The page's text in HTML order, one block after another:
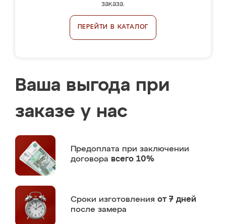
заказа.
ПЕРЕЙТИ В КАТАЛОГ
Ваша выгода при
заказе у нас
Предоплата при заключении
договора всего 10%
Сроки изготовления от 7 дней
после замера